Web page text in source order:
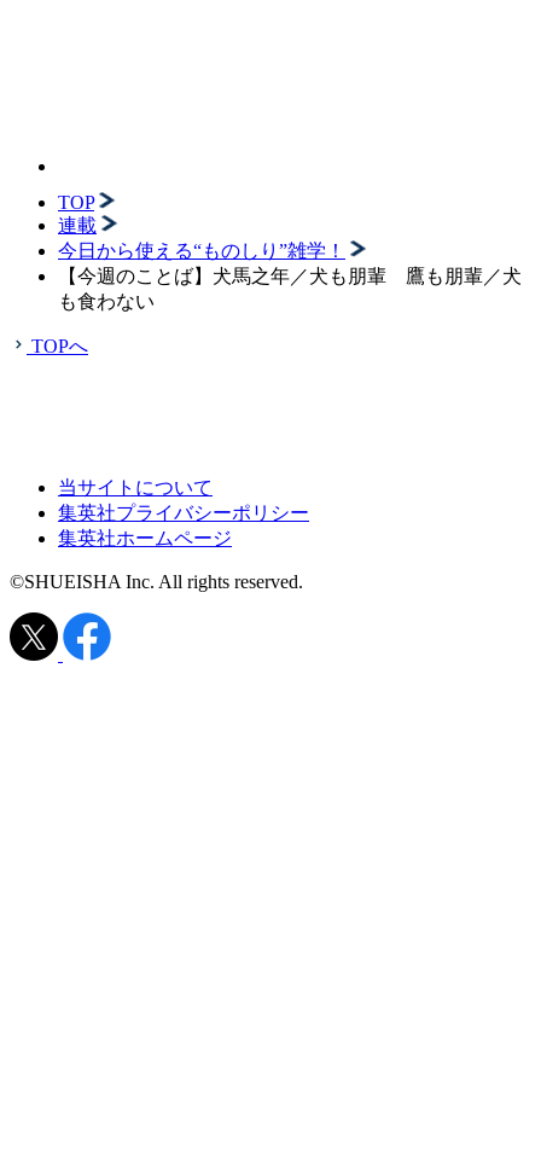
TOP
連載
今日から使える“ものしり”雑学！
【今週のことば】犬馬之年／犬も朋輩 鷹も朋輩／犬
も食わない
TOPへ
当サイトについて
集英社プライバシーポリシー
集英社ホームページ
©SHUEISHA Inc. All rights reserved.